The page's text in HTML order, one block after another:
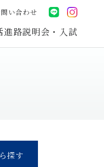
い合わせ
進路説明会・入試
探す